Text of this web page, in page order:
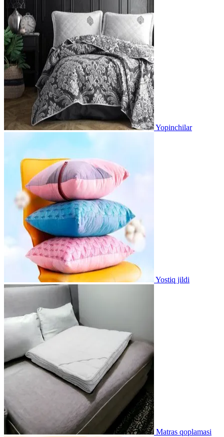
Yopinchilar
Yostiq jildi
Matras qoplamasi